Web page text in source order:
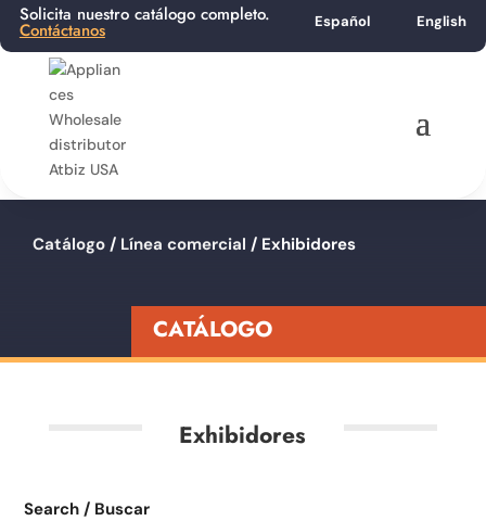
Solicita nuestro catálogo completo.
Contáctanos Español English
Catálogo / Línea comercial / Exhibidores
CATÁLOGO
Exhibidores
Search / Buscar